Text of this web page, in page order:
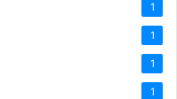
1
1
1
1